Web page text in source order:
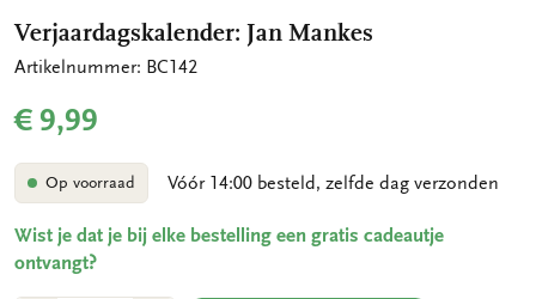
Verjaardagskalender: Jan Mankes
Artikelnummer: BC142
€ 9,99
Op voorraad Vóór 14:00 besteld, zelfde dag verzonden
Wist je dat je bij elke bestelling een gratis cadeautje
ontvangt?